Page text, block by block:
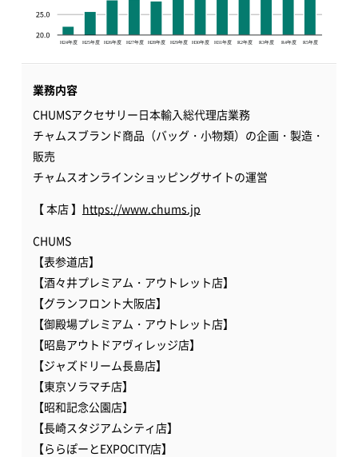
業務内容
CHUMSアクセサリー日本輸入総代理店業務
チャムスブランド商品（バッグ・小物類）の企画・製造・
販売
チャムスオンラインショッピングサイトの運営
【 本店 】 https://www.chums.jp
CHUMS
【表参道店】
【酒々井プレミアム・アウトレット店】
【グランフロント大阪店】
【御殿場プレミアム・アウトレット店】
【昭島アウトドアヴィレッジ店】
【ジャズドリーム長島店】
【東京ソラマチ店】
【昭和記念公園店】
【長崎スタジアムシティ店】
【ららぽーとEXPOCITY店】